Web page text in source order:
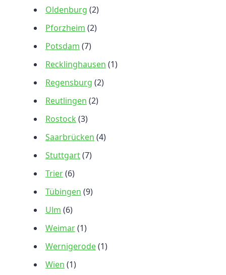
Oldenburg (2)
Pforzheim (2)
Potsdam (7)
Recklinghausen (1)
Regensburg (2)
Reutlingen (2)
Rostock (3)
Saarbrücken (4)
Stuttgart(7)
Trier(6)
Tübingen (9)
Ulm (6)
Weimar(1)
Wernigerode(1)
Wien (1)